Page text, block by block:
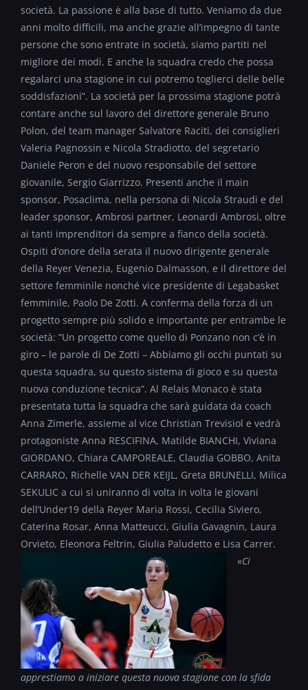
società. La passione è alla base di tutto. Veniamo da due
anni molto difficili, ma anche grazie all’impegno di tante
persone che sono entrate in società, siamo partiti nel
migliore dei modi. E anche la squadra credo che possa
regalarci una stagione in cui potremo toglierci delle belle
soddisfazioni”. La società per la prossima stagione potrà
contare anche sul lavoro del direttore generale Bruno
Polon, del team manager Salvatore Raciti, dei consiglieri
Valeria Pagnossin e Nicola Stradiotto, del segretario
Daniele Peron e del nuovo responsabile del settore
giovanile, Sergio Giarrizzo. Presenti anche il main
sponsor, Posaclima, nella persona di Nicola Straudi e del
leader sponsor, Ambrosi partner, Leonardi Ambrosi, oltre
ai tanti imprenditori da sempre a fianco della società.
Ospiti d’onore della serata il nuovo dirigente generale
della Reyer Venezia, Eugenio Dalmasson, e il direttore del
settore femminile nonché vice presidente di Legabasket
femminile, Paolo De Zotti. A conferma della forza di un
progetto sempre più solido e importante per entrambe le
società: “Un progetto come quello di Ponzano non c’è in
giro – le parole di De Zotti – Abbiamo gli occhi puntati su
questa squadra, su questo sistema di gioco e su questa
nuova conduzione tecnica”. Al Relais Monaco è stata
presentata tutta la squadra che sarà guidata da coach
Anna Zimerle, assieme al vice Christian Trevisiol e vedrà
protagoniste Anna RESCIFINA, Matilde BIANCHI, Viviana
GIORDANO, Chiara CAMPOREALE, Claudia GOBBO, Anita
CARRARO, Richelle VAN DER KEIJL, Greta BRUNELLI, Milica
SEKULIC a cui si uniranno di volta in volta le giovani
dell’Under19 della Reyer Maria Rossi, Cecilia Siviero,
Caterina Rosar, Anna Matteucci, Giulia Gavagnin, Laura
Orvieto, Eleonora Feltrin, Giulia Paludetto e Lisa Carrer.
«Ci
apprestiamo a iniziare questa nuova stagione con la sfida